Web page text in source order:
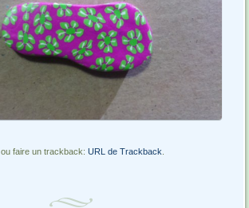
ou faire un trackback:URL de Trackback